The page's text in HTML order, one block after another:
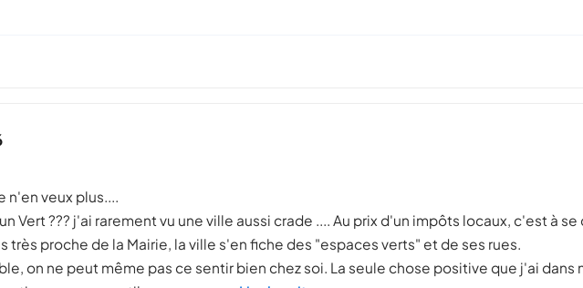
n'en veux plus....
Vert ??? j'ai rarement vu une ville aussi crade .... Au prix d'un impôts locaux, c'est à
très proche de la Mairie, la ville s'en fiche des "espaces verts" et de ses rues.
on ne peut même pas ce sentir bien chez soi. La seule chose positive que j'ai dans